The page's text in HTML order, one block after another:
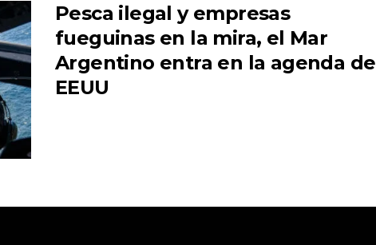
Pesca ilegal y empresas
fueguinas en la mira, el Mar
Argentino entra en la agenda de
EEUU